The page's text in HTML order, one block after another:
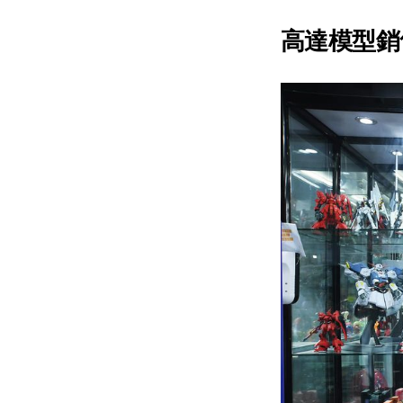
高達模型